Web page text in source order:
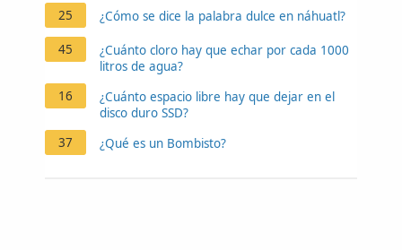
25 ¿Cómo se dice la palabra dulce en náhuatl?
45
¿Cuánto cloro hay que echar por cada 1000
litros de agua?
16
¿Cuánto espacio libre hay que dejar en el
disco duro SSD?
37
¿Qué es un Bombisto?